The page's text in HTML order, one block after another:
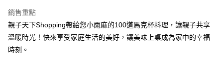
3.實際核准額度、可分期數及費用金額請依後續交易確認頁面所載為準。
4.訂單成立30分鐘內，如未前往確認交易或遇審核未通過，訂單將自動取
消。如遇「轉專審核」未通過狀況，表示未達大哥付你分期系統評分，恕無
法說明評估內容。
1.分期款項不併入電信帳單，「大哥付你分期」於每月結算日後寄送繳費提
便利好安心！
１．簡單：不需註冊會員、不需綁卡、不需儲值。
２．便利：只要手機號碼，簡訊認證，即可結帳。
３．安心：先確認商品／服務後，再付款。
運送方式
付款後全家取貨
每筆NT$70，滿NT$800(含以上)免運費
銷售重點
親子天下Shopping帶給您小雨麻的100道馬克杯料理，讓親子共享
溫暖時光！快來享受家庭生活的美好，讓美味上桌成為家中的幸福
時刻。